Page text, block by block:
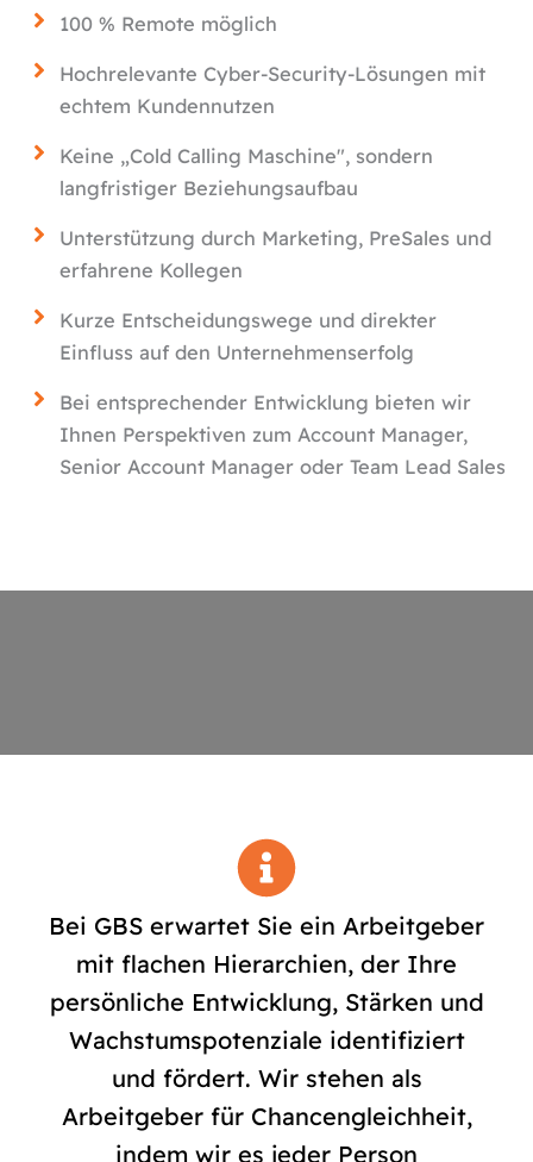
100 % Remote möglich
Hochrelevante Cyber-Security-Lösungen mit
echtem Kundennutzen
Keine „Cold Calling Maschine", sondern
langfristiger Beziehungsaufbau
Unterstützung durch Marketing, PreSales und
erfahrene Kollegen
Kurze Entscheidungswege und direkter
Einfluss auf den Unternehmenserfolg
Bei entsprechender Entwicklung bieten wir
Ihnen Perspektiven zum Account Manager,
Senior Account Manager oder Team Lead Sales
Bei GBS erwartet Sie ein Arbeitgeber
mit flachen Hierarchien, der Ihre
persönliche Entwicklung, Stärken und
Wachstumspotenziale identifiziert
und fördert. Wir stehen als
Arbeitgeber für Chancengleichheit,
indem wir es jeder Person